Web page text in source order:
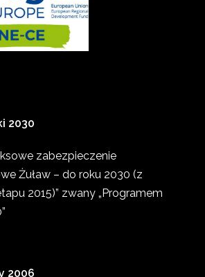
2030
zabezpieczenie
Żuław – do roku 2030 (z
2015)” zwany „Programem
2006